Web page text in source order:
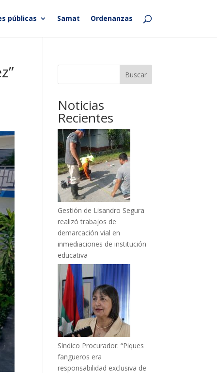
públicas Samat Ordenanzas
Buscar
Noticias
Recientes
Gestión de Lisandro Segura
realizó trabajos de
demarcación vial en
inmediaciones de institución
educativa
Síndico Procurador: “Piques
fangueros era
responsabilidad exclusiva de